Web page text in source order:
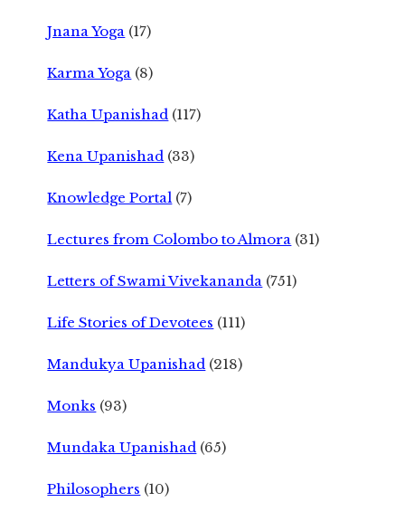
Jnana Yoga (17)
Karma Yoga (8)
Katha Upanishad (117)
Kena Upanishad (33)
Knowledge Portal (7)
Lectures from Colombo to Almora (31)
Letters of Swami Vivekananda (751)
Life Stories of Devotees (111)
Mandukya Upanishad (218)
Monks (93)
Mundaka Upanishad (65)
Philosophers (10)